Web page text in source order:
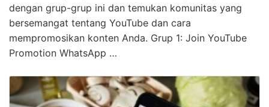
dengan grup-grup ini dan temukan komunitas yang
bersemangat tentang YouTube dan cara
mempromosikan konten Anda. Grup 1: Join YouTube
Promotion WhatsApp …